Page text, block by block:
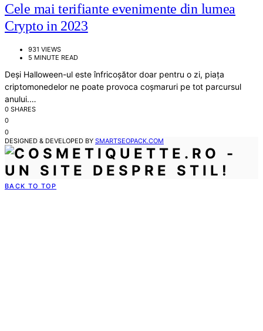
Cele mai terifiante evenimente din lumea
Crypto in 2023
931 VIEWS
5 MINUTE READ
Deși Halloween-ul este înfricoșător doar pentru o zi, piața
criptomonedelor ne poate provoca coșmaruri pe tot parcursul
anului.…
0 SHARES
0
0
DESIGNED & DEVELOPED BY SMARTSEOPACK.COM
BACK TO TOP